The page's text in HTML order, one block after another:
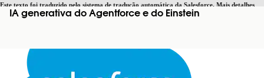
Este texto foi traduzido pelo sistema de tradução automática da Salesforce. Mais detalhes
aqui. Alternar para inglês Agora não
IA generativa do Agentforce e do Einstein